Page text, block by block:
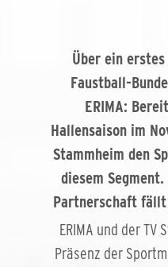
Über ein
Faustball-
ERIMA:
Hallensaison im
Stammheim den
diesem
Partnerschaft
ERIMA und der
Präsenz der